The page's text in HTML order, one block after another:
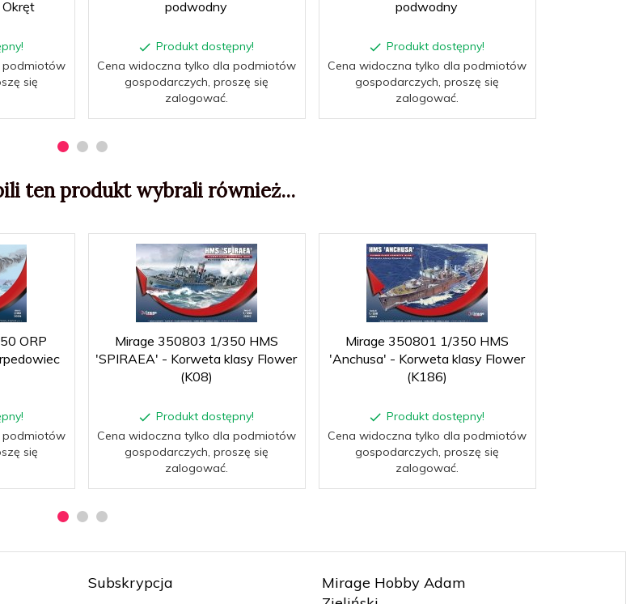
podmiotów
się
podwodny
Produkt dostępny!
Cena widoczna tylko dla podmiotów
gospodarczych, proszę się
zalogować.
podwodny
Produkt dostępny!
Cena widoczna tylko dla podmiotów
gospodarczych, proszę się
zalogować.
ten produkt wybrali również...
ORP
podmiotów
się
Mirage 350803 1/350 HMS
'SPIRAEA' - Korweta klasy Flower
(K08)
Produkt dostępny!
Cena widoczna tylko dla podmiotów
gospodarczych, proszę się
zalogować.
Mirage 350801 1/350 HMS
'Anchusa' - Korweta klasy Flower
(K186)
Produkt dostępny!
Cena widoczna tylko dla podmiotów
gospodarczych, proszę się
zalogować.
Subskrypcja
Mirage Hobby Adam